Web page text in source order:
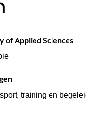
of Applied Sciences
training en